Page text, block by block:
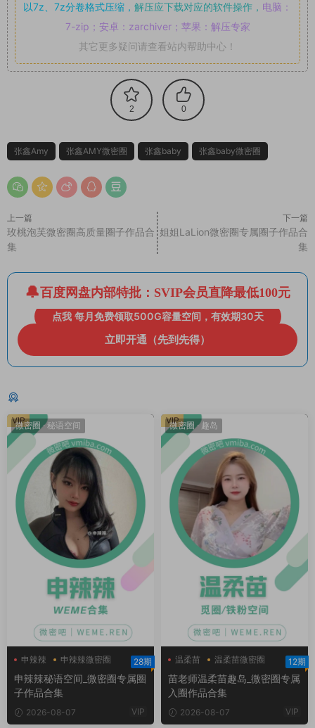
以7z、7z分卷格式压缩， 解压应下载对应的软件操作， 电脑：
7-zip；安卓：zarchiver；苹果：解压专家
其它更多疑问请查看站内帮助中心！
2 0
张鑫Amy 张鑫AMY微密圈 张鑫baby 张鑫baby微密圈
上一篇
玫桃泡芙微密圈高质量圈子作品合
集
下一篇
姐姐LaLion微密圈专属圈子作品合
集
百度网盘内部特批：SVIP会员直降最低100元
点我 每月免费领取500G容量空间，有效期30天
立即开通（先到先得）
微密圈·秘语空间
申辣辣
申辣辣微密圈
申辣辣秘语空间
28期
申辣辣秘语空间_微密圈专属圈
子作品合集
2026-08-07 VIP
VIP 微密圈·趣岛
温柔苗
温柔苗微密圈
温柔苗趣岛
12期
苗老师温柔苗趣岛_微密圈专属
入圈作品合集
2026-08-07 VIP
VIP